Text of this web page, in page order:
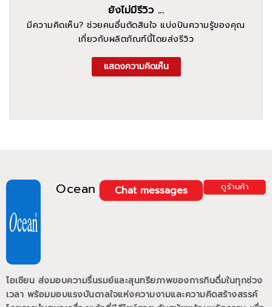
Ocean ดูร้านค้า
Chat messages
โอเชียน ส่งมอบความรื่นรมย์และสุนทรียภาพของการกินดื่มในทุกช่วง
เวลา พร้อมมอบแรงบันดาลใจแห่งความงามและความคิดสร้างสรรค์
ยังไม่มีรีวิว ...
มีความคิดเห็น? ช่วยคนอื่นตัดสินใจ แบ่งปันความรู้ของคุณ
เกี่ยวกับผลิตภัณฑ์นี้โดยส่งรีวิว
แสดงความคิดเห็น